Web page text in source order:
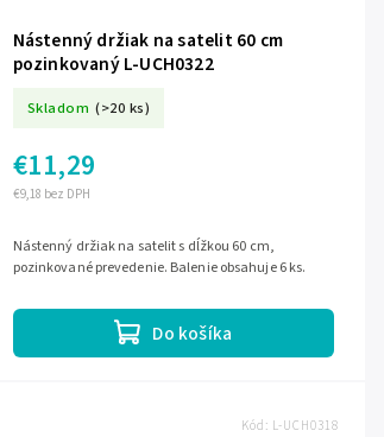
Nástenný držiak na satelit 60 cm
pozinkovaný L-UCH0322
Skladom (>20 ks)
€9,18 bez DPH
€11,29
Do košíka
Nástenný držiak na satelit s dĺžkou 60 cm,
pozinkované prevedenie. Balenie obsahuje 6 ks.
Kód: L-UCH0318